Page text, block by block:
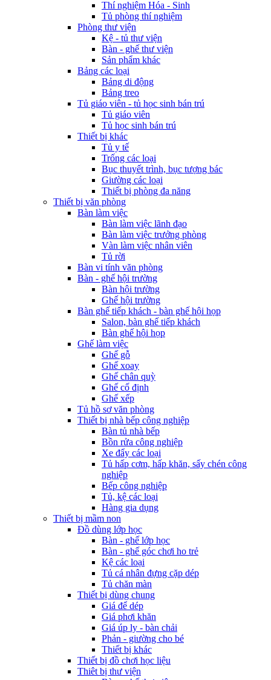
Thí nghiệm Hóa - Sinh
Tủ phòng thí nghiệm
Phòng thư viện
Kệ - tủ thư viện
Bàn - ghế thư viện
Sản phẩm khác
Bảng các loại
Bảng di động
Bảng treo
Tủ giáo viên - tủ học sinh bán trú
Tủ giáo viên
Tủ học sinh bán trú
Thiết bị khác
Tủ y tế
Trống các loại
Bục thuyết trình, bục tượng bác
Giường các loại
Thiết bị phòng đa năng
Thiết bị văn phòng
Bàn làm việc
Bàn làm việc lãnh đạo
Bàn làm việc trưởng phòng
Vàn làm việc nhân viên
Tủ rời
Bàn vi tính văn phòng
Bàn - ghế hội trường
Bàn hội trường
Ghế hội trường
Bàn ghế tiếp khách - bàn ghế hội họp
Salon, bàn ghế tiếp khách
Bàn ghế hội họp
Ghế làm việc
Ghế gỗ
Ghế xoay
Ghế chân quỳ
Ghế cố định
Ghế xếp
Tủ hồ sơ văn phòng
Thiết bị nhà bếp công nghiệp
Bàn tủ nhà bếp
Bồn rửa công nghiệp
Xe đẩy các loại
Tủ hấp cơm, hấp khăn, sấy chén công
nghiệp
Bếp công nghiệp
Tủ, kệ các loại
Hàng gia dụng
Thiết bị mầm non
Đồ dùng lớp học
Bàn - ghế lớp học
Bàn - ghế góc chơi ho trẻ
Kệ các loại
Tủ cá nhân đựng cặp dép
Tủ chăn màn
Thiết bị dùng chung
Giá để dép
Giá phơi khăn
Giá úp ly - bàn chải
Phản - giường cho bé
Thiết bị khác
Thiết bị đồ chơi học liệu
Thiêt bị thư viện